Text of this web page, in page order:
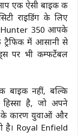
एक ऐसी बाइक की
राइडिंग के लिए
Hunter 350 आपके
ट्रैफिक में आसानी से
पर भी कम्फर्टेबल
बाइक नहीं, बल्कि
हिस्सा है, जो अपने
के कारण युवाओं और
है। Royal Enfield